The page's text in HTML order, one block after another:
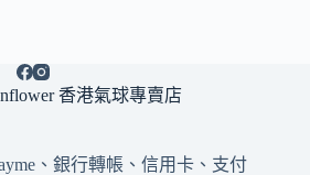
香港氣球專賣店
、銀行轉帳、信用卡、支付